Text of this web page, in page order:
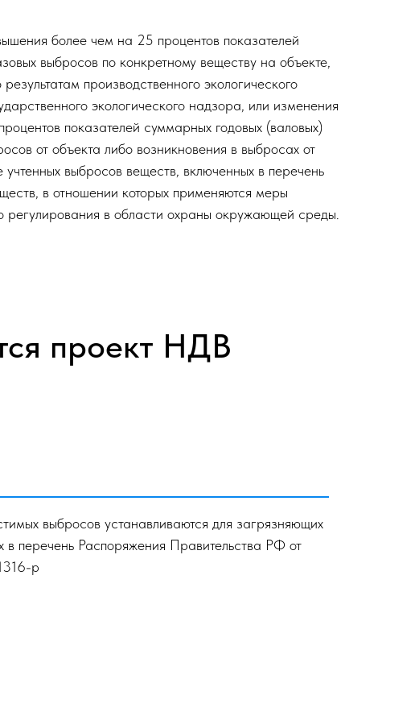
более чем на 25 процентов показателей
выбросов по конкретному веществу на объекте,
производственного экологического
экологического надзора, или изменения
показателей суммарных годовых (валовых)
от объекта либо возникновения в выбросах от
выбросов веществ, включенных в перечень
в отношении которых применяются меры
регулирования в области охраны окружающей среды.
проект НДВ
выбросов устанавливаются для загрязняющих
в перечень Распоряжения Правительства РФ от
р